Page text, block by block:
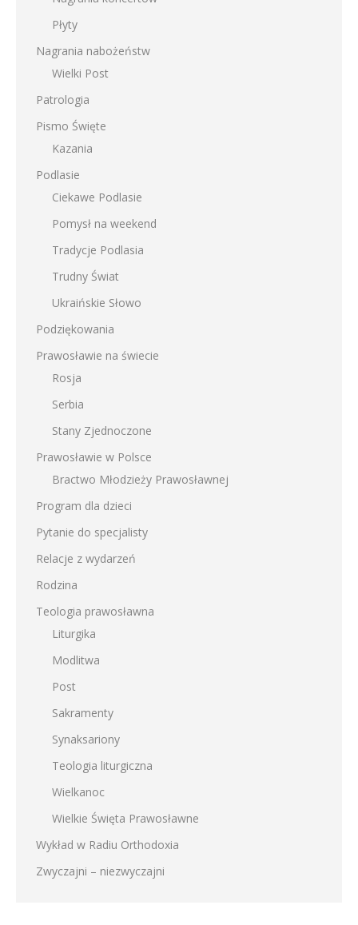
Płyty
Nagrania nabożeństw
Wielki Post
Patrologia
Pismo Święte
Kazania
Podlasie
Ciekawe Podlasie
Pomysł na weekend
Tradycje Podlasia
Trudny Świat
Ukraińskie Słowo
Podziękowania
Prawosławie na świecie
Rosja
Serbia
Stany Zjednoczone
Prawosławie w Polsce
Bractwo Młodzieży Prawosławnej
Program dla dzieci
Pytanie do specjalisty
Relacje z wydarzeń
Rodzina
Teologia prawosławna
Liturgika
Modlitwa
Post
Sakramenty
Synaksariony
Teologia liturgiczna
Wielkanoc
Wielkie Święta Prawosławne
Wykład w Radiu Orthodoxia
Zwyczajni – niezwyczajni